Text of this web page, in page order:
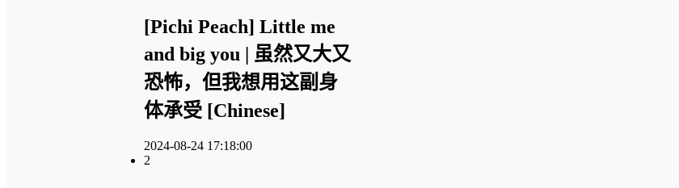
[Pichi Peach] Little me
and big you | 虽然又大又
恐怖，但我想用这副身
体承受 [Chinese]
2024-08-24 17:18:00
2